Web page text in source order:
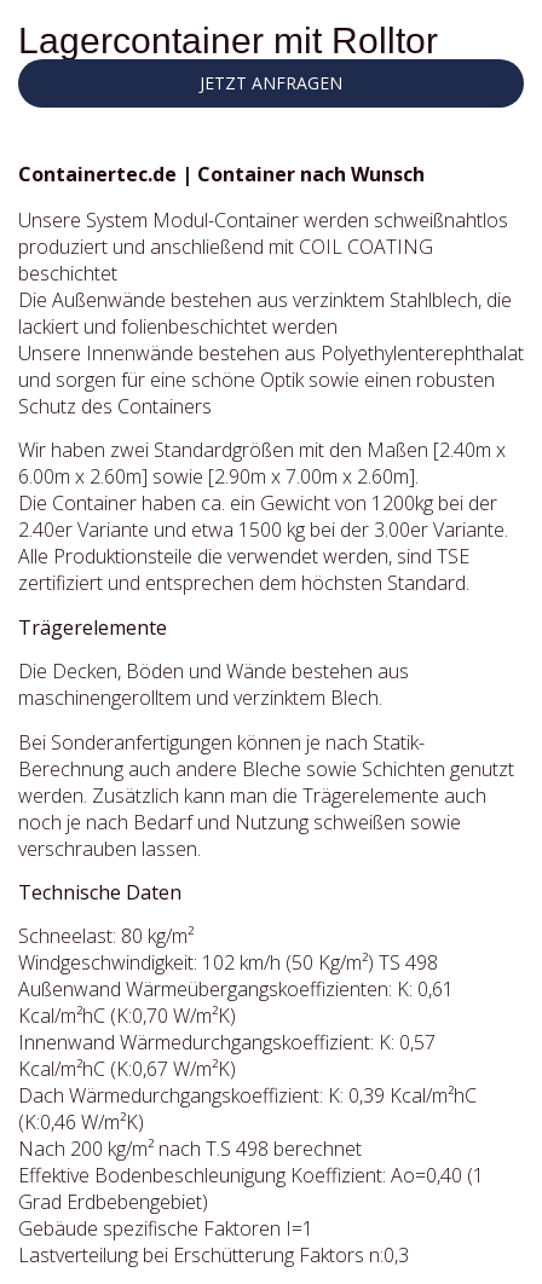
Lagercontainer mit Rolltor
JETZT ANFRAGEN
Containertec.de | Container nach Wunsch
Unsere System Modul-Container werden schweißnahtlos
produziert und anschließend mit COIL COATING
beschichtet
Die Außenwände bestehen aus verzinktem Stahlblech, die
lackiert und folienbeschichtet werden
Unsere Innenwände bestehen aus Polyethylenterephthalat
und sorgen für eine schöne Optik sowie einen robusten
Schutz des Containers
Wir haben zwei Standardgrößen mit den Maßen [2.40m x
6.00m x 2.60m] sowie [2.90m x 7.00m x 2.60m].
Die Container haben ca. ein Gewicht von 1200kg bei der
2.40er Variante und etwa 1500 kg bei der 3.00er Variante.
Alle Produktionsteile die verwendet werden, sind TSE
zertifiziert und entsprechen dem höchsten Standard.
Trägerelemente
Die Decken, Böden und Wände bestehen aus
maschinengerolltem und verzinktem Blech.
Bei Sonderanfertigungen können je nach Statik-
Berechnung auch andere Bleche sowie Schichten genutzt
werden. Zusätzlich kann man die Trägerelemente auch
noch je nach Bedarf und Nutzung schweißen sowie
verschrauben lassen.
Technische Daten
Schneelast: 80 kg/m²
Windgeschwindigkeit: 102 km/h (50 Kg/m²) TS 498
Außenwand Wärmeübergangskoeffizienten: K: 0,61
Kcal/m²hC (K:0,70 W/m²K)
Innenwand Wärmedurchgangskoeffizient: K: 0,57
Kcal/m²hC (K:0,67 W/m²K)
Dach Wärmedurchgangskoeffizient: K: 0,39 Kcal/m²hC
(K:0,46 W/m²K)
Nach 200 kg/m² nach T.S 498 berechnet
Effektive Bodenbeschleunigung Koeffizient: Ao=0,40 (1
Grad Erdbebengebiet)
Gebäude spezifische Faktoren I=1
Lastverteilung bei Erschütterung Faktors n:0,3